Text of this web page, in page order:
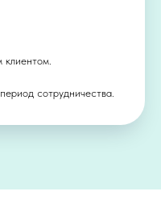
сотрудничества.